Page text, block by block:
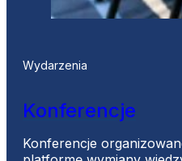
Wydarzenia
Konferencje
Konferencje